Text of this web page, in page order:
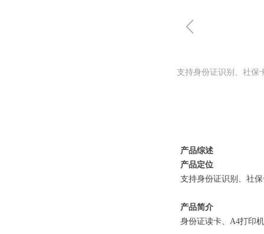
支持身份证识别、社保
产品综述
产品定位
支持身份证识别、社
产品简介
身份证读卡、A4打印
ꁆ